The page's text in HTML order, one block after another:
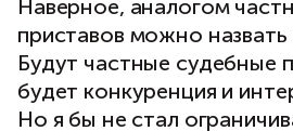
Наверное, аналогом
приставов можно назвать
Будут частные судебные
будет конкуренция и
Но я бы не стал